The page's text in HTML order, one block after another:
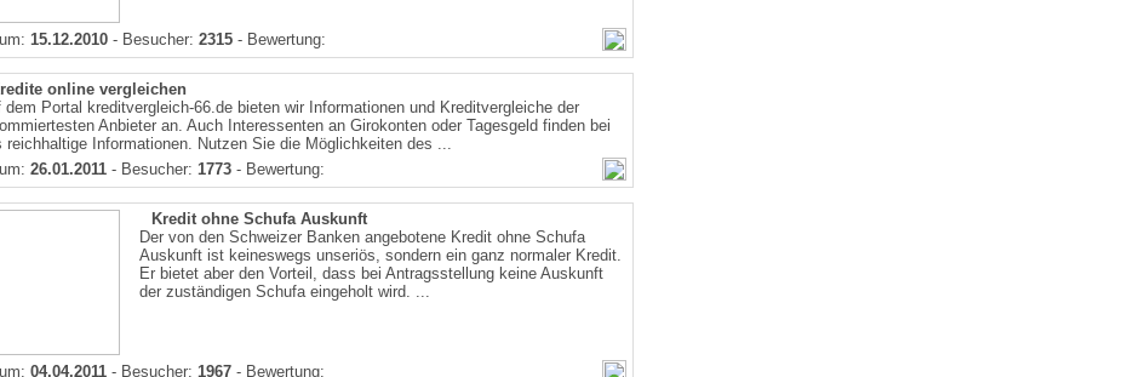
15.12.2010- Besucher: 2315- Bewertung:
online vergleichen
dem Portal kreditvergleich-66.de bieten wir Informationen und Kreditvergleiche der
Anbieter an. Auch Interessenten an Girokonten oder Tagesgeld finden bei
reichhaltige Informationen. Nutzen Sie die Möglichkeiten des ...
26.01.2011- Besucher: 1773- Bewertung:
Kredit ohne Schufa Auskunft
Der von den Schweizer Banken angebotene Kredit ohne Schufa
Auskunft ist keineswegs unseriös, sondern ein ganz normaler Kredit.
Er bietet aber den Vorteil, dass bei Antragsstellung keine Auskunft
der zuständigen Schufa eingeholt wird. ...
04.04.2011- Besucher: 1967- Bewertung: